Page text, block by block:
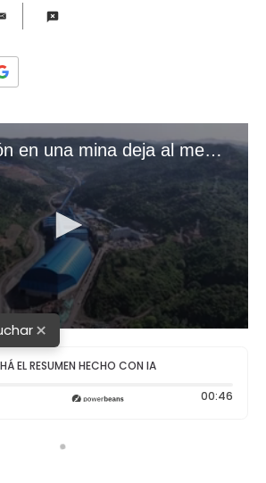
E
i
l
×
EL RESUMEN HECHO CON IA
Tiempo transcurrido: 0 segundos 00:46